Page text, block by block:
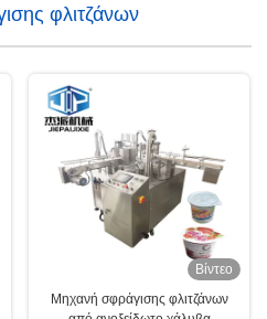
φλιτζάνων
Βίντεο
Μηχανή σφράγισης φλιτζάνων